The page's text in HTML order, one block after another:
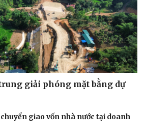
Podcast
Câu chuyện thời sự
Đọc truyện đêm khuya
Cửa sổ tình yêu
Kể chuyện cho bé
Hạt giống tâm hồn
giải phóng mặt bằng dự
giao vốn nhà nước tại doanh